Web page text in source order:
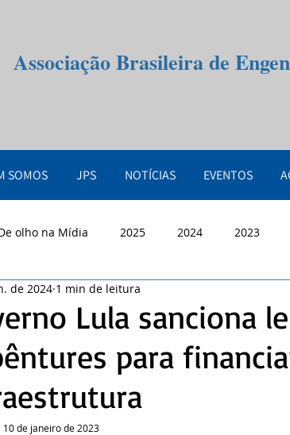
Associação Brasileira de
SOMOS JPS NOTÍCIAS EVENTOS
olho na Mídia 2025 2024 2023
Lula sanciona
para
de 2024 1 min de leitura
10 de janeiro de 2023